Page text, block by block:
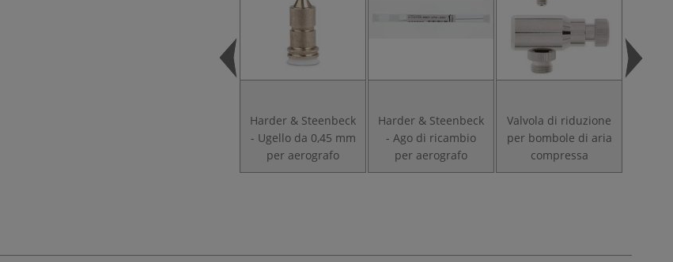
Harder & Steenbeck
- Ugello da 0,45 mm
per aerografo
Harder & Steenbeck
- Ago di ricambio
per aerografo
Valvola di riduzione
per bombole di aria
compressa